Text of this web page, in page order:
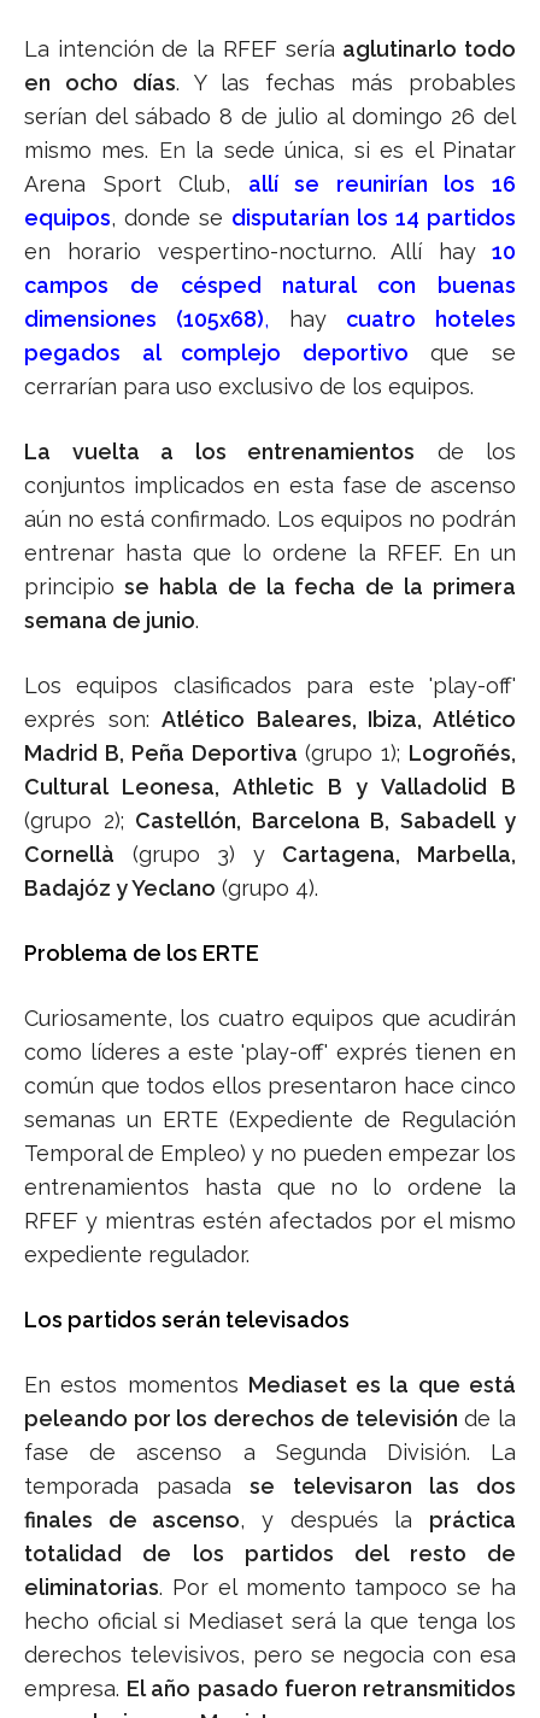
La intención de la RFEF sería aglutinarlo todo
en ocho días. Y las fechas más probables
serían del sábado 8 de julio al domingo 26 del
mismo mes. En la sede única, si es el Pinatar
Arena Sport Club, allí se reunirían los 16
equipos, donde se disputarían los 14 partidos
en horario vespertino-nocturno. Allí hay 10
campos de césped natural con buenas
dimensiones (105x68), hay cuatro hoteles
pegados al complejo deportivo que se
cerrarían para uso exclusivo de los equipos.
La vuelta a los entrenamientos de los
conjuntos implicados en esta fase de ascenso
aún no está confirmado. Los equipos no podrán
entrenar hasta que lo ordene la RFEF. En un
principio se habla de la fecha de la primera
semana de junio.
Los equipos clasificados para este 'play-off'
exprés son:Atlético Baleares, Ibiza, Atlético
Madrid B, Peña Deportiva (grupo 1); Logroñés,
Cultural Leonesa, Athletic B y Valladolid B
(grupo 2); Castellón, Barcelona B, Sabadell y
Cornellà (grupo 3) y Cartagena, Marbella,
Badajóz y Yeclano (grupo 4).
Problema de los ERTE
Curiosamente, los cuatro equipos que acudirán
como líderes a este 'play-off' exprés tienen en
común que todos ellos presentaron hace cinco
semanas un ERTE (Expediente de Regulación
Temporal de Empleo) y no pueden empezar los
entrenamientos hasta que no lo ordene la
RFEF y mientras estén afectados por el mismo
expediente regulador.
Los partidos serán televisados
En estos momentos Mediaset es la que está
peleando por los derechos de televisión de la
fase de ascenso a Segunda División. La
temporada pasadase televisaron las dos
finales de ascenso, y después la práctica
totalidad de los partidos del resto de
eliminatorias. Por el momento tampoco se ha
hecho oficial si Mediaset será la que tenga los
derechos televisivos, pero se negocia con esa
empresa. El año pasado fueron retransmitidos